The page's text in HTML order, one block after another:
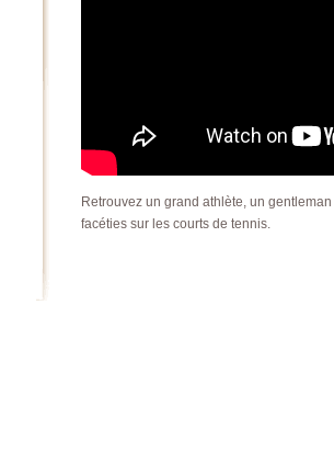
Retrouvez un grand athlète, un
facéties sur les courts de tennis.